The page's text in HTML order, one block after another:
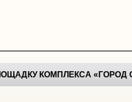
КОМПЛЕКСА «ГОРОД